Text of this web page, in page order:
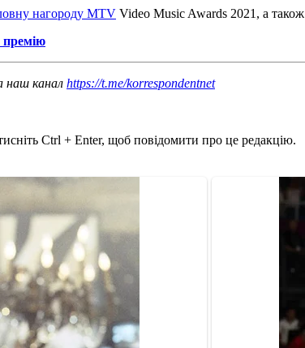
нагороду MTV Video Music Awards 2021, а також
премію
наш канал https://t.me/korrespondentnet
Ctrl + Enter, щоб повідомити про це редакцію.